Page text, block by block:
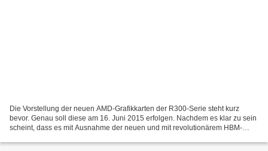
Die Vorstellung der neuen AMD-Grafikkarten der R300-Serie steht kurz
bevor. Genau soll diese am 16. Juni 2015 erfolgen. Nachdem es klar zu sein
scheint, dass es mit Ausnahme der neuen und mit revolutionärem HBM-